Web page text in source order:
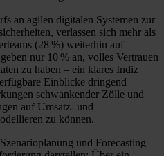
an agilen digitalen Systemen zur
verlassen sich mehr als
(28 %) weiterhin auf
nur 10 % an, volles Vertrauen
zu haben – ein klares Indiz
Einblicke dringend
schwankender Zölle und
auf Umsatz- und
zu können.
und Forecasting